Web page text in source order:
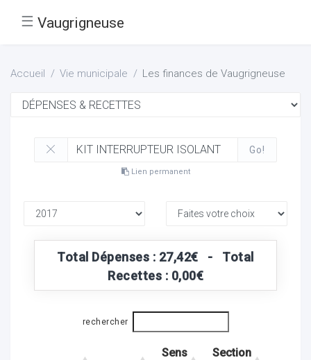
☰ Vaugrigneuse
Accueil Vie municipale Les finances de Vaugrigneuse
Go!
Lien permanent
Total Dépenses : 27,42€ - Total
Recettes : 0,00€
rechercher
Sens
Section